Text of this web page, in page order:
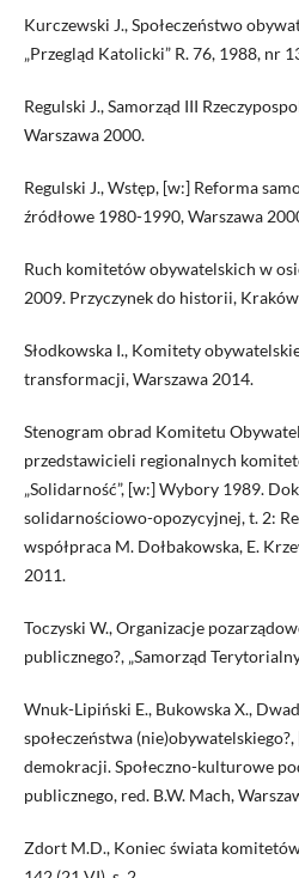
Kurczewski J., Społeczeństwo
„Przegląd Katolicki” R. 76, 1988, nr
Regulski J., Samorząd III
Warszawa 2000.
Regulski J., Wstęp, [w:] Reforma
źródłowe 1980-1990, Warszawa
Ruch komitetów obywatelskich w
2009. Przyczynek do historii,
Słodkowska I., Komitety
transformacji, Warszawa 2014.
Stenogram obrad Komitetu
przedstawicieli regionalnych
„Solidarność”, [w:] Wybory 1989.
solidarnościowo-opozycyjnej, t. 2:
współpraca M. Dołbakowska, E.
2011.
Toczyski W., Organizacje
publicznego?, „Samorząd
Wnuk-Lipiński E., Bukowska X.,
społeczeństwa (nie)obywatelskiego?,
demokracji. Społeczno-kulturowe
publicznego, red. B.W. Mach,
Zdort M.D., Koniec świata